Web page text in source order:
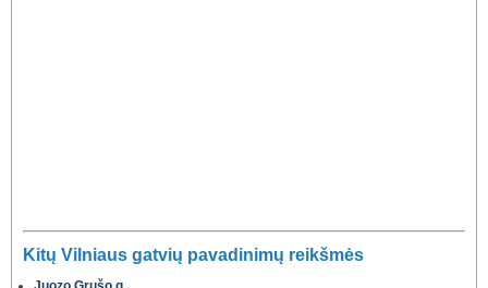
Kitų Vilniaus gatvių pavadinimų reikšmės